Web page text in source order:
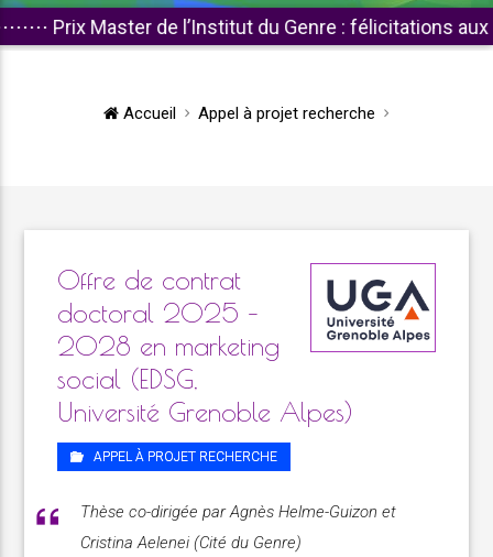
de l’Institut du Genre : félicitations aux lauréat·e·s
Accueil Appel à projet recherche
Offre de contrat
doctoral 2025 –
2028 en marketing
social (EDSG,
Université Grenoble Alpes)
APPEL À PROJET RECHERCHE
Thèse co-dirigée par Agnès Helme-Guizon et
Cristina Aelenei (Cité du Genre)